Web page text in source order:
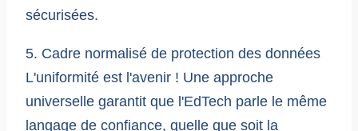
sécurisées.
5. Cadre normalisé de protection des données
L'uniformité est l'avenir ! Une approche
universelle garantit que l'EdTech parle le même
langage de confiance, quelle que soit la